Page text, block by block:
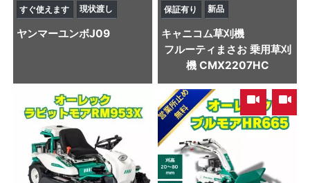
すぐ使えます 現状渡し
ヤンマーユンボJ09
保証有り 新品
キャニコム草刈機
フルーティまさお 乗用草刈
機 CMX2207HC
,